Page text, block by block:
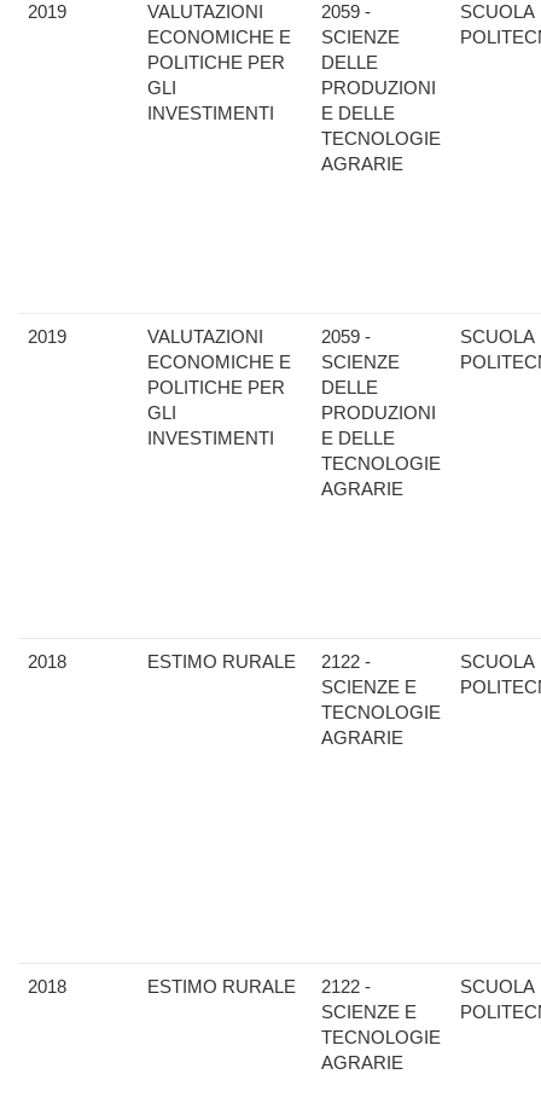
2019
VALUTAZIONI
ECONOMICHE E
POLITICHE PER
GLI
INVESTIMENTI
2059 -
SCIENZE
DELLE
PRODUZIONI
E DELLE
TECNOLOGIE
AGRARIE
SCUOLA
2019
VALUTAZIONI
ECONOMICHE E
POLITICHE PER
GLI
INVESTIMENTI
2059 -
SCIENZE
DELLE
PRODUZIONI
E DELLE
TECNOLOGIE
AGRARIE
SCUOLA
2018 ESTIMO RURALE
2122 -
SCIENZE E
TECNOLOGIE
AGRARIE
SCUOLA
2018 ESTIMO RURALE
2122 -
SCIENZE E
TECNOLOGIE
AGRARIE
SCUOLA